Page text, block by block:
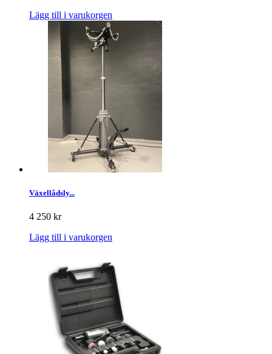
Lägg till i varukorgen
Växellådsly...
4 250 kr
Lägg till i varukorgen